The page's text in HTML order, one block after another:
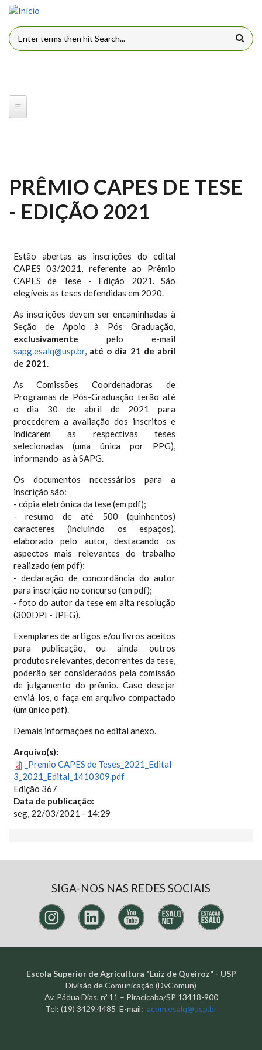
Pular para o conteúdo principal
FORMULÁRIO DE BUSCA
PRÊMIO CAPES DE TESE
- EDIÇÃO 2021
Estão abertas as inscrições do edital
CAPES 03/2021, referente ao Prêmio
CAPES de Tese - Edição 2021. São
elegíveis as teses defendidas em 2020.
As inscrições devem ser encaminhadas à
Seção de Apoio à Pós Graduação,
exclusivamente pelo e-mail
sapg.esalq@usp.br, até o dia 21 de abril
de 2021.
As Comissões Coordenadoras de
Programas de Pós-Graduação terão até
o dia 30 de abril de 2021 para
procederem a avaliação dos inscritos e
indicarem as respectivas teses
selecionadas (uma única por PPG),
informando-as à SAPG.
Os documentos necessários para a
inscrição são:
- cópia eletrônica da tese (em pdf);
- resumo de até 500 (quinhentos)
caracteres (incluindo os espaços),
elaborado pelo autor, destacando os
aspectos mais relevantes do trabalho
realizado (em pdf);
- declaração de concordância do autor
para inscrição no concurso (em pdf);
- foto do autor da tese em alta resolução
(300DPI - JPEG).
Exemplares de artigos e/ou livros aceitos
para publicação, ou ainda outros
produtos relevantes, decorrentes da tese,
poderão ser considerados pela comissão
de julgamento do prêmio. Caso desejar
enviá-los, o faça em arquivo compactado
(um único pdf).
Demais informações no edital anexo.
Arquivo(s):
_Premio CAPES de Teses_2021_Edital
3_2021_Edital_1410309.pdf
Edição 367
Data de publicação:
seg, 22/03/2021 - 14:29
SIGA-NOS NAS REDES SOCIAIS
Escola Superior de Agricultura "Luiz de Queiroz" - USP
Divisão de Comunicação (DvComun)
Av. Pádua Dias, nº 11 – Piracicaba/SP 13418-900
Tel: (19) 3429.4485 E-mail: acom.esalq@usp.br